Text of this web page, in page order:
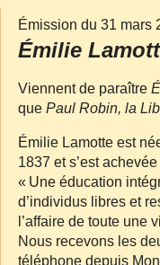
Émission du 31 mars
Émilie
Viennent de paraître
que Paul Robin, la
Émilie Lamotte est
1837 et s’est
« Une éducation
d’individus libres et
l’affaire de toute une
Nous recevons les
téléphone depuis